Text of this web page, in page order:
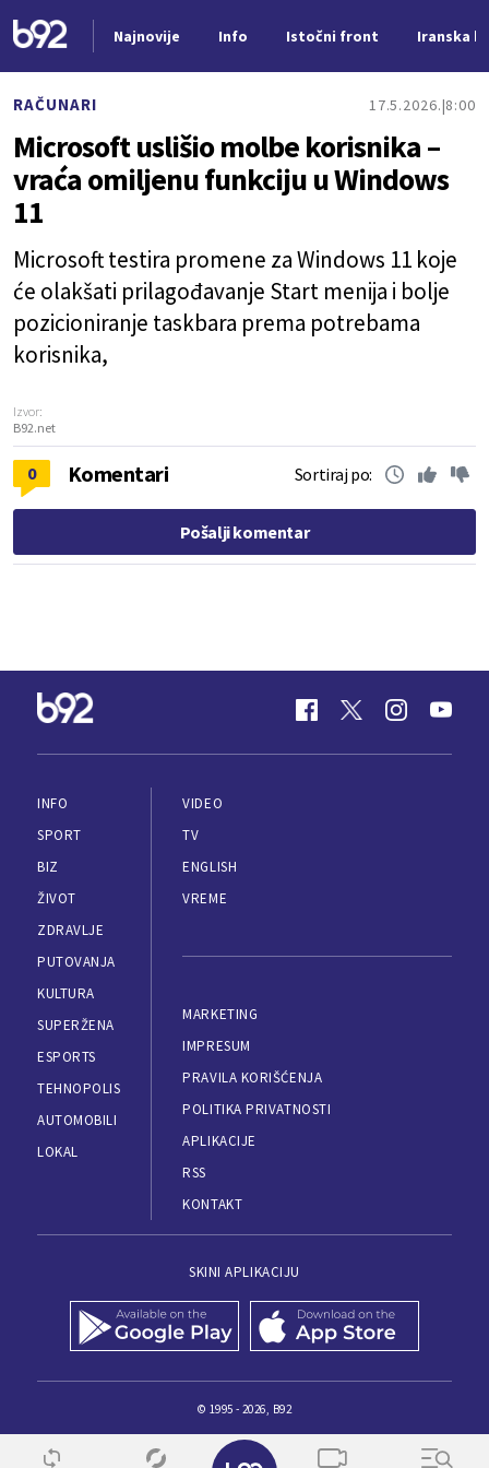
Najnovije Info Istočni front Iranska
RAČUNARI 17.5.2026. 8:00
Microsoft uslišio molbe korisnika –
vraća omiljenu funkciju u Windows
11
Microsoft testira promene za Windows 11 koje
će olakšati prilagođavanje Start menija i bolje
pozicioniranje taskbara prema potrebama
korisnika,
Izvor:
B92.net
0 Komentari Sortiraj po:
Pošalji komentar
INFO
SPORT
BIZ
ŽIVOT
ZDRAVLJE
PUTOVANJA
KULTURA
SUPERŽENA
ESPORTS
TEHNOPOLIS
AUTOMOBILI
LOKAL
VIDEO
TV
ENGLISH
VREME
MARKETING
IMPRESUM
PRAVILA KORIŠĆENJA
POLITIKA PRIVATNOSTI
APLIKACIJE
RSS
KONTAKT
SKINI APLIKACIJU
© 1995 - 2026, B92